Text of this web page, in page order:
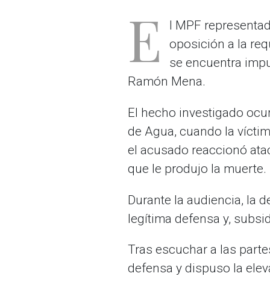
E
l MPF
oposición a la
se encuentra
Ramón Mena.
El hecho investigado
de Agua, cuando la
el acusado reaccionó
que le produjo la muerte.
Durante la audiencia, la
legítima defensa y,
Tras escuchar a las
defensa y dispuso la